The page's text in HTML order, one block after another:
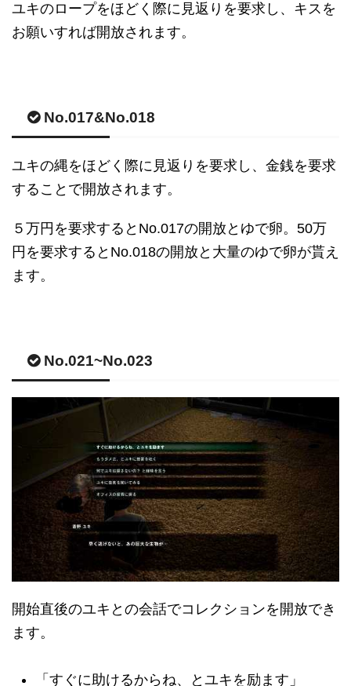
ユキのロープをほどく際に見返りを要求し、キスを
お願いすれば開放されます。
No.017&No.018
ユキの縄をほどく際に見返りを要求し、金銭を要求
することで開放されます。
５万円を要求するとNo.017の開放とゆで卵。50万
円を要求するとNo.018の開放と大量のゆで卵が貰え
ます。
No.021~No.023
開始直後のユキとの会話でコレクションを開放でき
ます。
「すぐに助けるからね、とユキを励ます」